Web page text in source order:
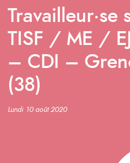
Travailleur·se
TISF / ME /
– CDI –
(38)
Lundi 10 août 2020